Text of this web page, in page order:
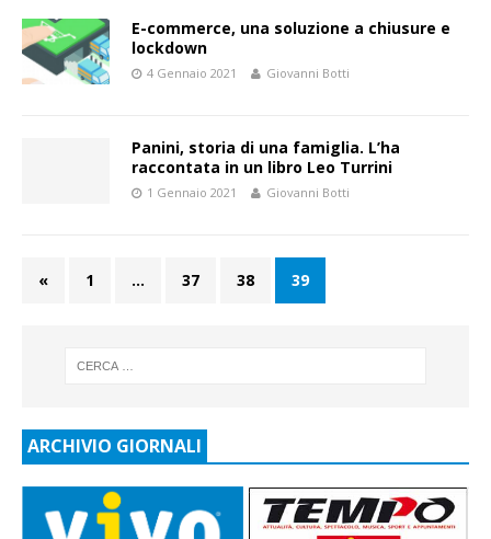
E-commerce, una soluzione a chiusure e
lockdown
4 Gennaio 2021 Giovanni Botti
Panini, storia di una famiglia. L’ha
raccontata in un libro Leo Turrini
1 Gennaio 2021 Giovanni Botti
« 1 … 37 38 39
ARCHIVIO GIORNALI